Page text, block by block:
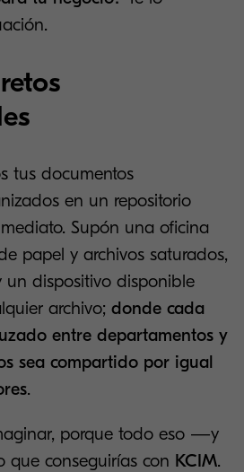
tus documentos
en un repositorio
Supón una oficina
papel y archivos saturados,
un dispositivo disponible
archivo; donde cada
entre departamentos y
sea compartido por igual
.
porque todo eso —y
conseguirías con KCIM.